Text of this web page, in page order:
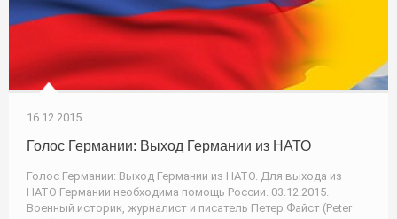
16.12.2015
Голос Германии: Выход Германии из НАТО
Голос Германии: Выход Германии из НАТО. Для выхода из
НАТО Германии необходима помощь России. 03.12.2015.
Военный историк, журналист и писатель Петер Файст (Peter